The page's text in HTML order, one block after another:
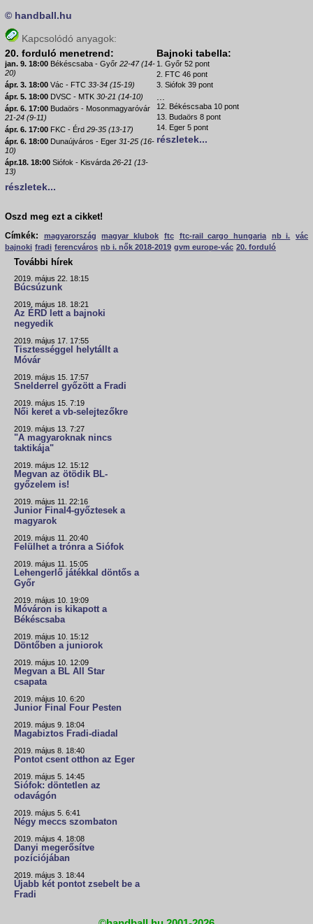
© handball.hu
Kapcsolódó anyagok:
20. forduló menetrend:
jan. 9. 18:00 Békéscsaba - Győr 22-47 (14-
20)
ápr. 3. 18:00 Vác - FTC 33-34 (15-19)
ápr. 5. 18:00 DVSC - MTK 30-21 (14-10)
ápr. 6. 17:00 Budaörs - Mosonmagyaróvár
21-24 (9-11)
ápr. 6. 17:00 FKC - Érd 29-35 (13-17)
ápr. 6. 18:00 Dunaújváros - Eger 31-25 (16-
10)
ápr.18. 18:00 Siófok - Kisvárda 26-21 (13-
13)
részletek...
Bajnoki tabella:
1. Győr 52 pont
2. FTC 46 pont
3. Siófok 39 pont
...
12. Békéscsaba 10 pont
13. Budaörs 8 pont
14. Eger 5 pont
részletek...
Oszd meg ezt a cikket!
Címkék:
magyarország magyar klubok ftc ftc-rail cargo hungaria nb i.
vác
bajnoki fradi ferencváros nb i. nők 2018-2019 gvm europe-vác 20. forduló
További hírek
2019. május 22. 18:15
Búcsúzunk
2019. május 18. 18:21
Az ÉRD lett a bajnoki
negyedik
2019. május 17. 17:55
Tisztességgel helytállt a
Móvár
2019. május 15. 17:57
Snelderrel győzött a Fradi
2019. május 15. 7:19
Női keret a vb-selejtezőkre
2019. május 13. 7:27
"A magyaroknak nincs
taktikája"
2019. május 12. 15:12
Megvan az ötödik BL-
győzelem is!
2019. május 11. 22:16
Junior Final4-győztesek a
magyarok
2019. május 11. 20:40
Felülhet a trónra a Siófok
2019. május 11. 15:05
Lehengerlő játékkal döntős a
Győr
2019. május 10. 19:09
Móváron is kikapott a
Békéscsaba
2019. május 10. 15:12
Döntőben a juniorok
2019. május 10. 12:09
Megvan a BL All Star
csapata
2019. május 10. 6:20
Junior Final Four Pesten
2019. május 9. 18:04
Magabiztos Fradi-diadal
2019. május 8. 18:40
Pontot csent otthon az Eger
2019. május 5. 14:45
Siófok: döntetlen az
odavágón
2019. május 5. 6:41
Négy meccs szombaton
2019. május 4. 18:08
Danyi megerősítve
pozíciójában
2019. május 3. 18:44
Újabb két pontot zsebelt be a
Fradi